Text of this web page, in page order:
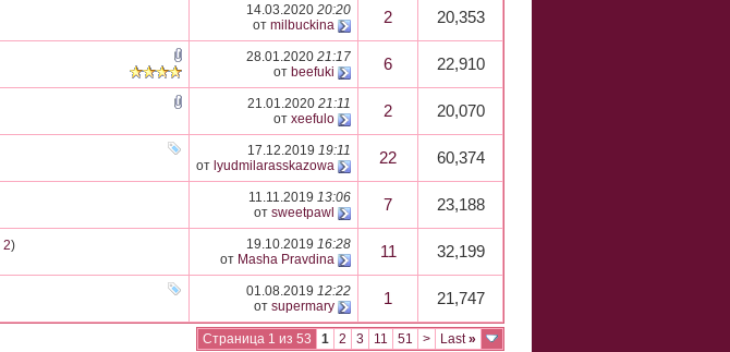
14.03.2020 20:20
от milbuckina 2 20,353
28.01.2020 21:17
от beefuki 6 22,910
21.01.2020 21:11
от xeefulo 2 20,070
17.12.2019 19:11
от lyudmilarasskazowa 22 60,374
11.11.2019 13:06
от sweetpawl 7 23,188
2)
19.10.2019 16:28
от Masha Pravdina 11 32,199
01.08.2019 12:22
от supermary 1 21,747
Страница 1 из 53 1 2 3 11 51 > Last»